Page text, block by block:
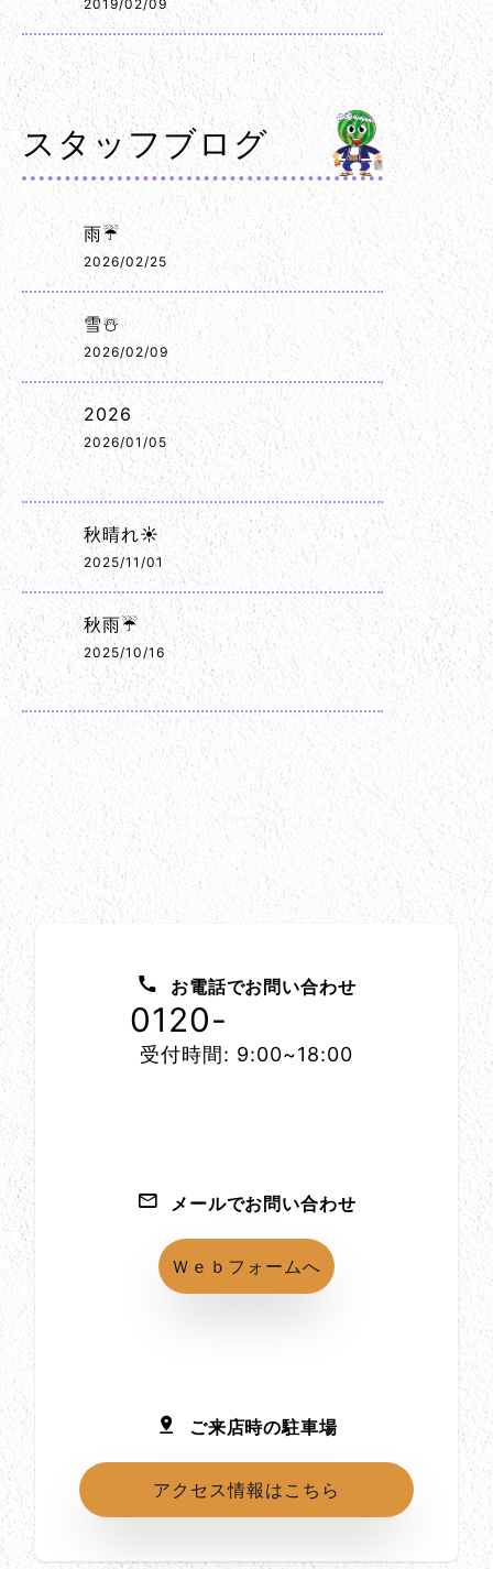
2019/02/09
スタッフブログ
雨☔
2026/02/25
雪☃️
2026/02/09
2026
2026/01/05
秋晴れ☀️
2025/11/01
秋雨☔
2025/10/16
お電話でお問い合わせ
0120-
受付時間: 9:00~18:00
メールでお問い合わせ
Ｗｅｂフォームへ
ご来店時の駐車場
アクセス情報はこちら
所在地